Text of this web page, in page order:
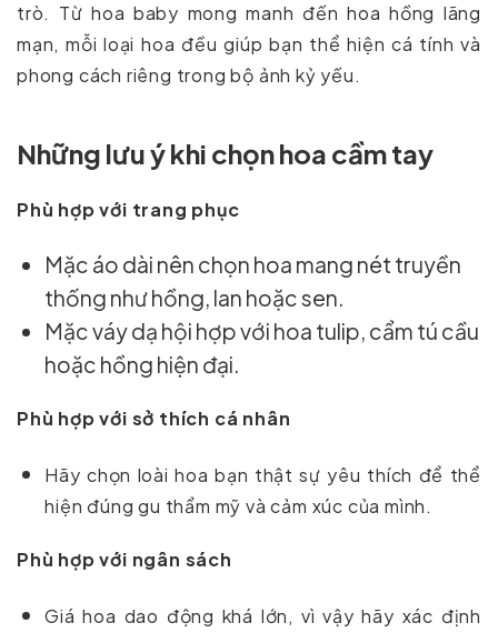
trò. Từ hoa baby mong manh đến hoa hồng lãng
mạn, mỗi loại hoa đều giúp bạn thể hiện cá tính và
phong cách riêng trong bộ ảnh kỷ yếu.
Những lưu ý khi chọn hoa cầm tay
Phù hợp với trang phục
Mặc áo dài nên chọn hoa mang nét truyền
thống như hồng, lan hoặc sen.
Mặc váy dạ hội hợp với hoa tulip, cẩm tú cầu
hoặc hồng hiện đại.
Phù hợp với sở thích cá nhân
Hãy chọn loài hoa bạn thật sự yêu thích để thể
hiện đúng gu thẩm mỹ và cảm xúc của mình.
Phù hợp với ngân sách
Giá hoa dao động khá lớn, vì vậy hãy xác định